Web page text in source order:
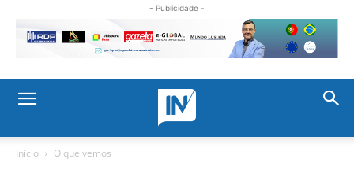
- Publicidade -
Início O que vemos